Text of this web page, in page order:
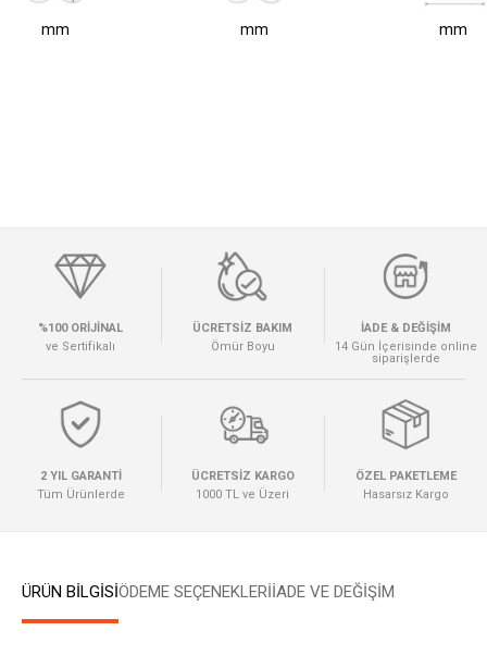
mm mm mm
%100 ORİJİNAL
ve Sertifikalı
ÜCRETSİZ BAKIM
Ömür Boyu
İADE & DEĞİŞİM
14 Gün İçerisinde online
siparişlerde
2 YIL GARANTİ
Tüm Ürünlerde
ÜCRETSİZ KARGO
1000 TL ve Üzeri
ÖZEL PAKETLEME
Hasarsız Kargo
ÜRÜN BİLGİSİÖDEME SEÇENEKLERIİADE VE DEĞİŞİM